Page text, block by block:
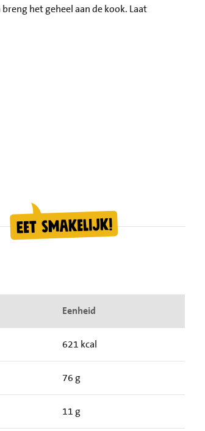
het geheel aan de kook. Laat
Eenheid
621 kcal
76 g
11 g